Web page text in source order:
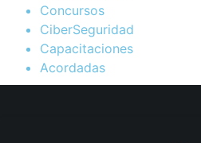
Concursos
CiberSeguridad
Capacitaciones
Acordadas